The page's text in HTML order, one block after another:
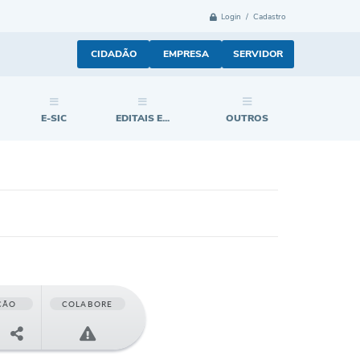
Login / Cadastro
CIDADÃO EMPRESA SERVIDOR
E-SIC EDITAIS E... OUTROS
COLABORE